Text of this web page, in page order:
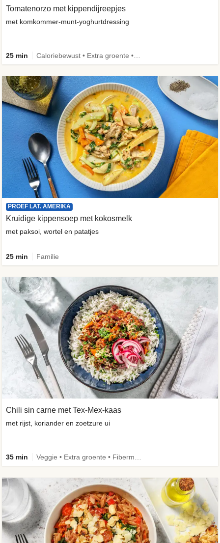
Tomatenorzo met kippendijreepjes
met komkommer-munt-yoghurtdressing
25 min
PROEF LAT. AMERIKA
Kruidige kippensoep met kokosmelk
met paksoi, wortel en patatjes
25 min Familie
Chili sin carne met Tex-Mex-kaas
met rijst, koriander en zoetzure ui
35 min